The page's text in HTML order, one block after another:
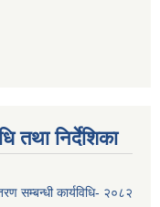
तथा निर्देशिका
सम्बन्धी कार्यविधि- २०८२